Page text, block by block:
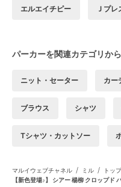
エルエイチピー Ｊプレ
パーカーを関連カテゴリか
ニット・セーター カー
ブラウス シャツ
Tシャツ・カットソー
マルイウェブチャネル / ミル / トッ
【新色登場♪】 シアー 楊柳 クロップド